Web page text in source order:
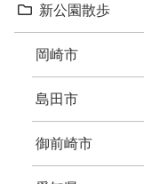
新公園散歩
岡崎市
島田市
御前崎市